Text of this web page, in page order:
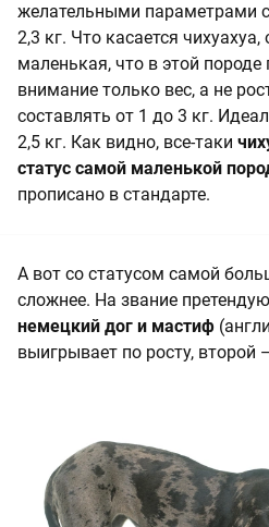
желательными параметрами
2,3 кг. Что касается
маленькая, что в этой породе
внимание только вес, а не
составлять от 1 до 3 кг.
2,5 кг. Как видно, все-таки
статус самой маленькой
прописано в стандарте.
А вот со статусом самой
сложнее. На звание
немецкий дог и мастиф
выигрывает по росту, второй